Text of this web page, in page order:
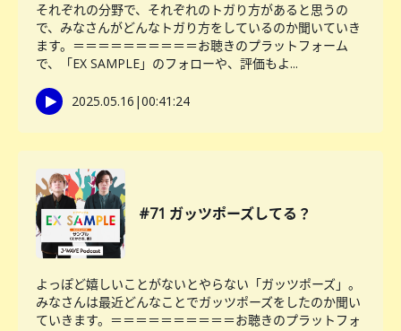
それぞれの分野で、それぞれのトガり方があると思うの
で、みなさんがどんなトガり方をしているのか聞いていき
ます。＝＝＝＝＝＝＝＝＝＝お聴きのプラットフォーム
で、「EX SAMPLE」のフォローや、評価もよ...
2025.05.16 |00:41:24
#71 ガッツポーズしてる？
よっぽど嬉しいことがないとやらない「ガッツポーズ」。
みなさんは最近どんなことでガッツポーズをしたのか聞い
ていきます。＝＝＝＝＝＝＝＝＝＝お聴きのプラットフォ